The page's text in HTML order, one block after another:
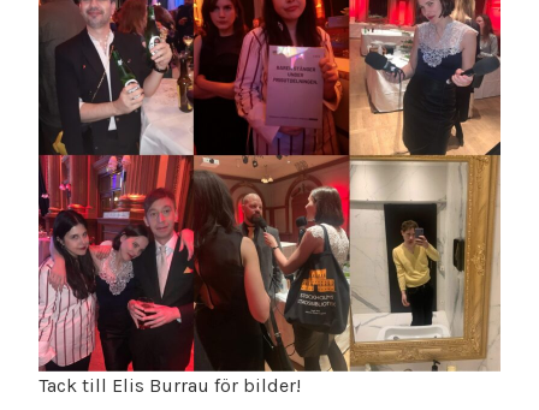
Tack till Elis Burrau för bilder!